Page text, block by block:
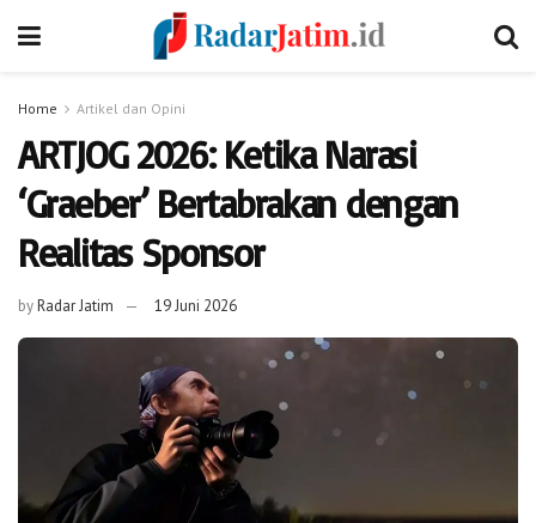
Home Artikel dan Opini
ARTJOG 2026: Ketika Narasi
‘Graeber’ Bertabrakan dengan
Realitas Sponsor
byRadar Jatim 19 Juni 2026